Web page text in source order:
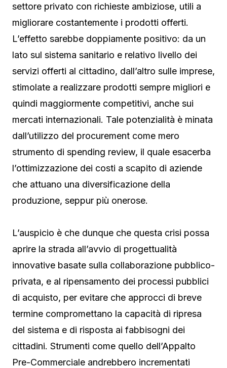
settore privato con richieste ambiziose, utili a
migliorare costantemente i prodotti offerti.
L’effetto sarebbe doppiamente positivo: da un
lato sul sistema sanitario e relativo livello dei
servizi offerti al cittadino, dall’altro sulle imprese,
stimolate a realizzare prodotti sempre migliori e
quindi maggiormente competitivi, anche sui
mercati internazionali. Tale potenzialità è minata
dall’utilizzo del procurement come mero
strumento di spending review, il quale esacerba
l’ottimizzazione dei costi a scapito di aziende
che attuano una diversificazione della
produzione, seppur più onerose.
L’auspicio è che dunque che questa crisi possa
aprire la strada all’avvio di progettualità
innovative basate sulla collaborazione pubblico-
privata, e al ripensamento dei processi pubblici
di acquisto, per evitare che approcci di breve
termine compromettano la capacità di ripresa
del sistema e di risposta ai fabbisogni dei
cittadini. Strumenti come quello dell’Appalto
Pre-Commerciale andrebbero incrementati